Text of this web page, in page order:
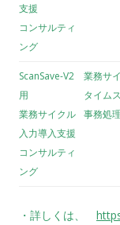
支援
コンサルティ
ング
ScanSave-V2
用
業務サイクル
入力導入支援
コンサルティ
ング
業務サ
タイム
事務処
・詳しくは、